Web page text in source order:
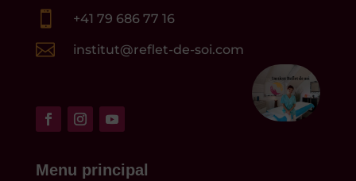
 +41 79 686 77 16
 institut@reflet-de-soi.com
Menu principal